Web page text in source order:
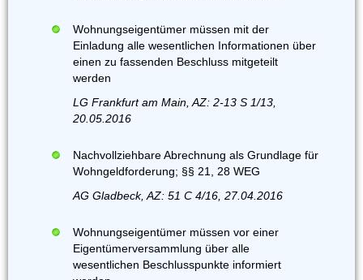
Wohnungseigentümer müssen mit der
Einladung alle wesentlichen Informationen über
einen zu fassenden Beschluss mitgeteilt
werden
LG Frankfurt am Main, AZ: 2-13 S 1/13,
20.05.2016
Nachvollziehbare Abrechnung als Grundlage für
Wohngeldforderung; §§ 21, 28 WEG
AG Gladbeck, AZ: 51 C 4/16, 27.04.2016
Wohnungseigentümer müssen vor einer
Eigentümerversammlung über alle
wesentlichen Beschlusspunkte informiert